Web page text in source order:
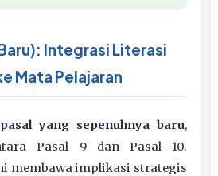
Integrasi Literasi
Mata Pelajaran
pasal yang sepenuhnya baru,
Pasal 9 dan Pasal 10.
membawa implikasi strategis